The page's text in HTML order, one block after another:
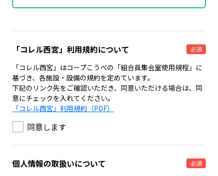
「コレル西宮」利用規約について 必須
「コレル西宮」はコープこうべの「組合員集会室使用規程」に
基づき、各施設・設備の規約を定めています。
下記のリンク先をご確認いただき、同意いただける場合は、同
意にチェックを入れてください。
「コレル西宮」利用規約（PDF）
同意します
個人情報の取扱いについて 必須